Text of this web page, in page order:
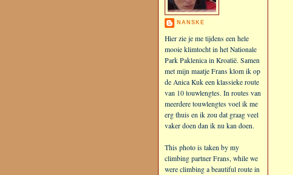
NANSKE
Hier zie je me tijdens een hele
mooie klimtocht in het Nationale
Park Paklenica in Kroatië. Samen
met mijn maatje Frans klom ik op
de Anica Kuk een klassieke route
van 10 touwlengtes. In routes van
meerdere touwlengtes voel ik me
erg thuis en ik zou dat graag veel
vaker doen dan ik nu kan doen.
This photo is taken by my
climbing partner Frans, while we
were climbing a beautiful route in